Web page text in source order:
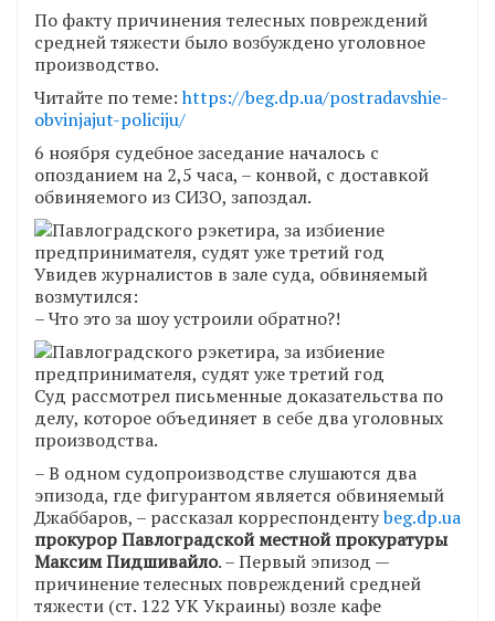
По факту причинения телесных повреждений
средней тяжести было возбуждено уголовное
производство.
Читайте по теме:https://beg.dp.ua/postradavshie-
obvinjajut-policiju/
6 ноября судебное заседание началось с
опозданием на 2,5 часа, – конвой, с доставкой
обвиняемого из СИЗО, запоздал.
Увидев журналистов в зале суда, обвиняемый
возмутился:
– Что это за шоу устроили обратно?!
Суд рассмотрел письменные доказательства по
делу, которое объединяет в себе два уголовных
производства.
– В одном судопроизводстве слушаются два
эпизода, где фигурантом является обвиняемый
Джаббаров, – рассказал корреспондентуbeg.dp.ua
прокурор Павлоградской местной прокуратуры
Максим Пидшивайло. – Первый эпизод —
причинение телесных повреждений средней
тяжести (ст. 122 УК Украины) возле кафе